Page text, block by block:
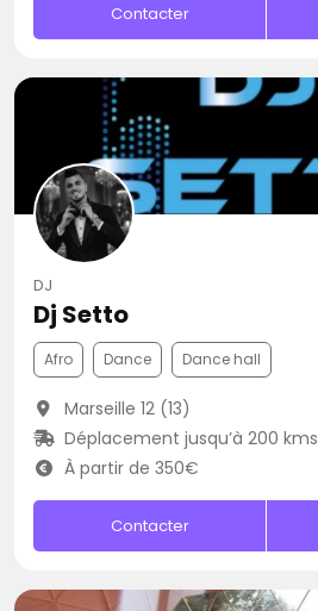
Contacter
DJ
Dj Setto
Afro Dance Dance hall
Marseille 12 (13)
Déplacement jusqu’à 200 kms
À partir de 350€
Contacter